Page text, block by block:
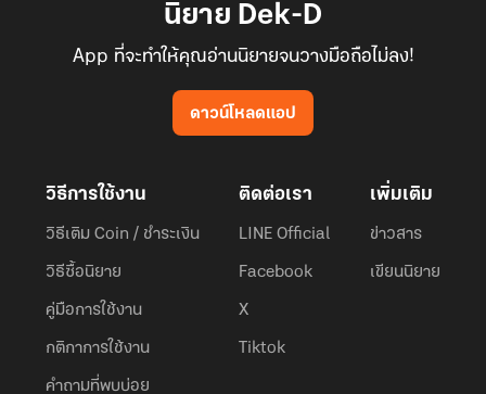
นิยาย Dek-D
App ที่จะทำให้คุณอ่านนิยายจนวางมือถือไม่ลง!
ดาวน์โหลดแอป
วิธีการใช้งาน
วิธีเติม Coin / ชำระเงิน
วิธีซื้อนิยาย
คู่มือการใช้งาน
กติกาการใช้งาน
คำถามที่พบบ่อย
ติดต่อเรา
LINE Official
Facebook
X
Tiktok
เพิ่มเติม
ข่าวสาร
เขียนนิยาย